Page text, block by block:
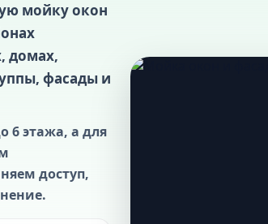
мойку окон
домах,
фасады и
6 этажа, а для
доступ,